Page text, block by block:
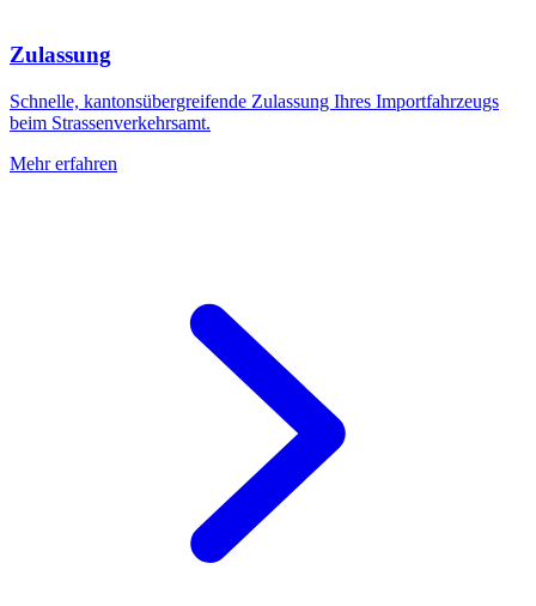
Zulassung
Schnelle, kantonsübergreifende Zulassung Ihres Importfahrzeugs
beim Strassenverkehrsamt.
Mehr erfahren